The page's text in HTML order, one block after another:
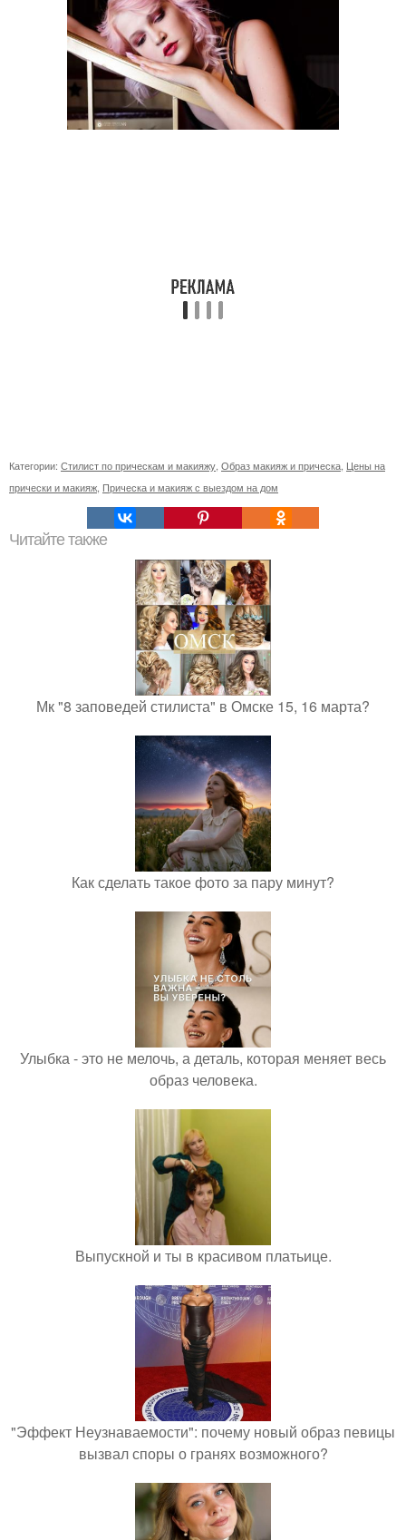
Категории: Стилист по прическам и макияжу Образ макияж и прическа Цены на
прически и макияж Прическа и макияж с выездом на дом
Читайте также
Мк "8 заповедей стилиста" в Омске 15, 16 марта?
Как сделать такое фото за пару минут?
Улыбка - это не мелочь, а деталь, которая меняет весь
образ человека.
Выпускной и ты в красивом платьице.
"Эффект Неузнаваемости": почему новый образ певицы
вызвал споры о гранях возможного?